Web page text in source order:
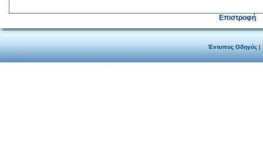
Επιστροφή
Έντυπος Οδηγός|